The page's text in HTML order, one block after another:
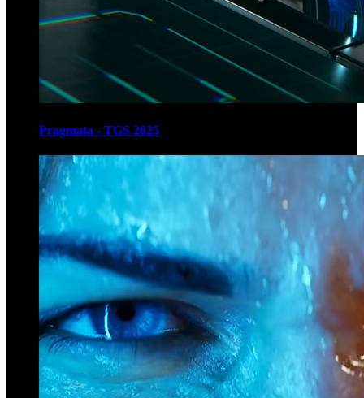
Pragmata - TGS 2025